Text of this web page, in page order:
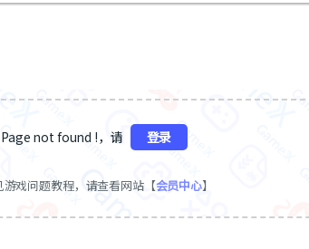
not found !，请 登录
戏问题教程，请查看网站【会员中心】